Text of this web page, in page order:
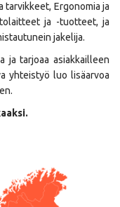
Ergonomia ja
ja -tuotteet, ja
jakelija.
ja tarjoaa asiakkailleen
yhteistyö luo lisäarvoa